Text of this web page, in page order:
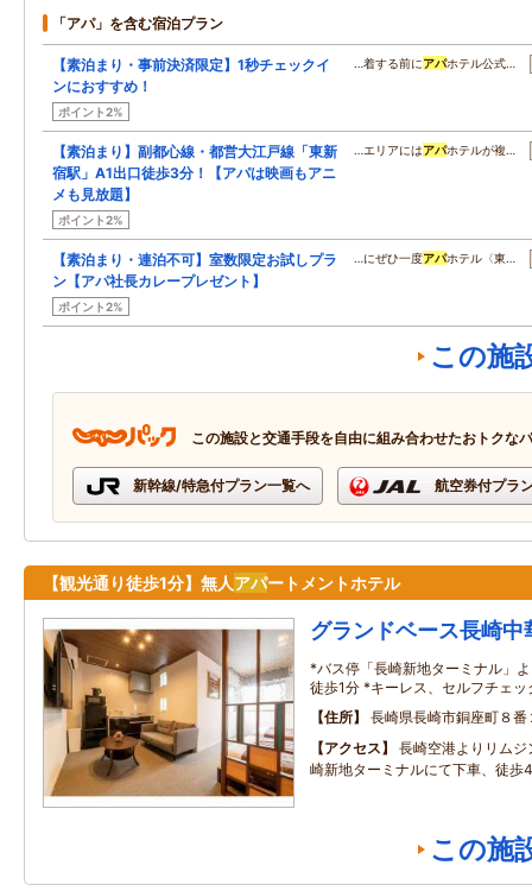
「アパ」を含む宿泊プラン
【素泊まり・事前決済限定】1秒チェックイ
ンにおすすめ！
ポイント2%
…着する前にアパホテル公式…
【素泊まり】副都心線・都営大江戸線「東新
宿駅」A1出口徒歩3分！【アパは映画もアニ
メも見放題】
ポイント2%
…エリアにはアパホテルが複…
【素泊まり・連泊不可】室数限定お試しプラ
ン【アパ社長カレープレゼント】
ポイント2%
…にぜひ一度アパホテル〈東…
この施
この施設と交通手段を自由に組み合わせたおトクな
新幹線/特急付プラン一覧へ 航空券付プラ
【観光通り徒歩1分】無人アパートメントホテル
グランドベース長崎中
*バス停「長崎新地ターミナル」
徒歩1分 *キーレス、セルフチェ
住所
長崎県長崎市銅座町８番
アクセス
長崎空港よりリム
崎新地ターミナルにて下車、徒歩
この施